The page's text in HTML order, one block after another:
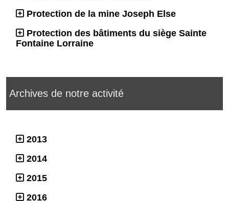
Protection de la mine Joseph Else
Protection des bâtiments du siège Sainte
Fontaine Lorraine
Archives de notre activité
2013
2014
2015
2016